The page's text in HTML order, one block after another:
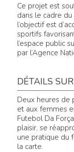
Ce projet est
dans le cadre
l’objectif est
sportifs
l’espace public
par l’Agence
DÉTAILS
Deux heures de
et aux femmes
Futebol Da
plaisir, se
une pratique du
la carte.